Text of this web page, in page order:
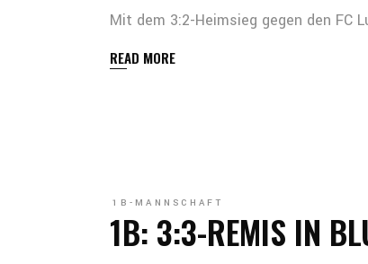
Mit dem 3:2-Heimsieg gegen den FC
READ MORE
1B-MANNSCHAFT
1B: 3:3-REMIS IN